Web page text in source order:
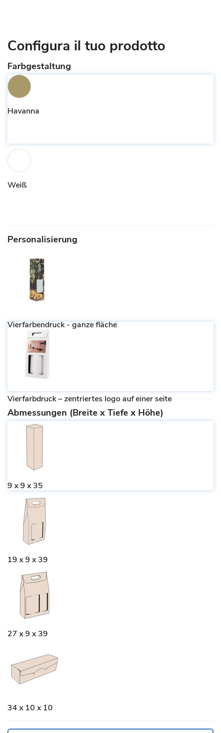
Configura il tuo prodotto
Farbgestaltung
Havanna
Weiß
Personalisierung
Vierfarbendruck - ganze fläche
Vierfarbdruck – zentriertes logo auf einer seite
Abmessungen (Breite x Tiefe x Höhe)
9 x 9 x 35
19 x 9 x 39
27 x 9 x 39
34 x 10 x 10